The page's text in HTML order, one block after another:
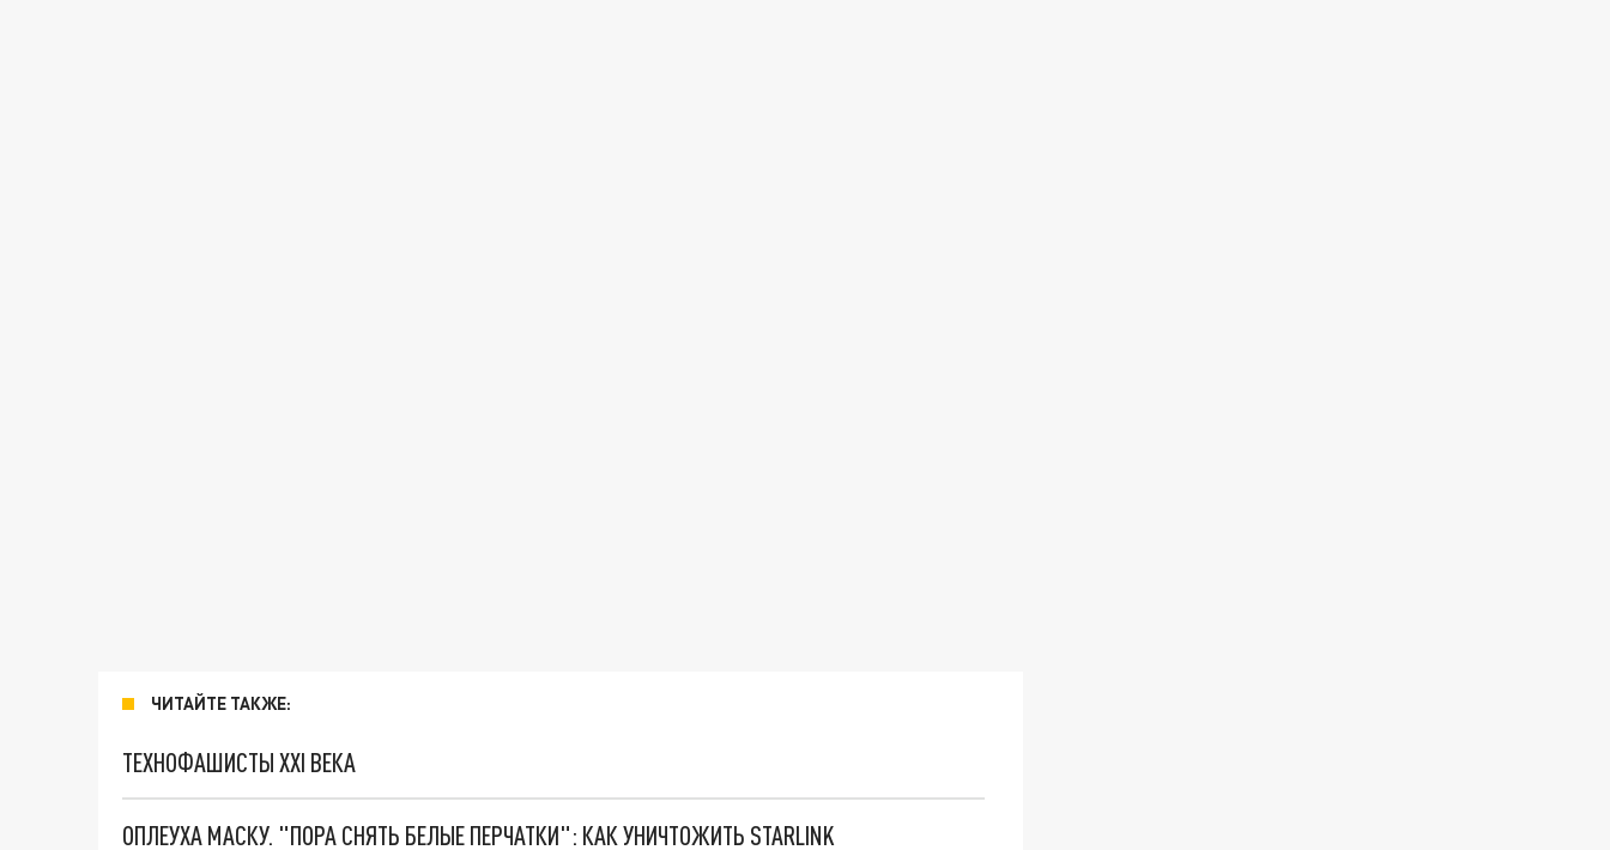
ЧИТАЙТЕ ТАКЖЕ:
ТЕХНОФАШИСТЫ XXI ВЕКА
ОПЛЕУХА МАСКУ. "ПОРА СНЯТЬ БЕЛЫЕ ПЕРЧАТКИ": КАК УНИЧТОЖИТЬ STARLINK